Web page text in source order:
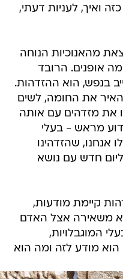
ואיך, לעניות דעתי,
מהאנוכיות הנוחה
אופנים. הרובד
בנפש, הוא ההזדהות.
את החומה, לשים
את מזדהים עם אותה
מראש - בעלי
אנחנו, שהזדהינו
חדש עם נושא
קיימת מודעות,
משאירה אצל האדם
המוגבלויות,
מודע לזה ומה הוא